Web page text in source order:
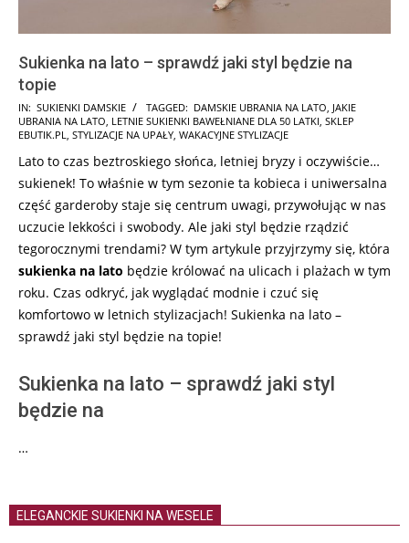
Sukienka na lato – sprawdź jaki styl będzie na
topie
2026-
06-
IN: SUKIENKI DAMSKIE TAGGED: DAMSKIE UBRANIA NA LATO, JAKIE
UBRANIA NA LATO, LETNIE SUKIENKI BAWEŁNIANE DLA 50 LATKI, SKLEP
EBUTIK.PL, STYLIZACJE NA UPAŁY, WAKACYJNE STYLIZACJE
Lato to czas beztroskiego słońca, letniej bryzy i oczywiście…
sukienek! To właśnie w tym sezonie ta kobieca i uniwersalna
część garderoby staje się centrum uwagi, przywołując w nas
uczucie lekkości i swobody. Ale jaki styl będzie rządzić
tegorocznymi trendami? W tym artykule przyjrzymy się, która
sukienka na lato będzie królować na ulicach i plażach w tym
roku. Czas odkryć, jak wyglądać modnie i czuć się
komfortowo w letnich stylizacjach! Sukienka na lato –
sprawdź jaki styl będzie na topie!
Sukienka na lato – sprawdź jaki styl
będzie na
…
ELEGANCKIE SUKIENKI NA WESELE